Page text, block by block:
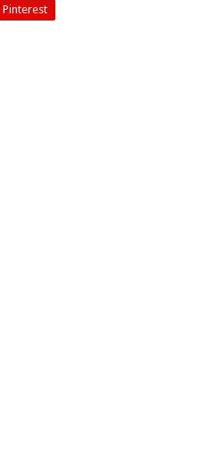
है
,अविरल
Pinterest